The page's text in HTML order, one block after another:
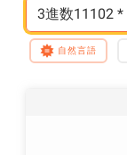
3進数11102
自然言語